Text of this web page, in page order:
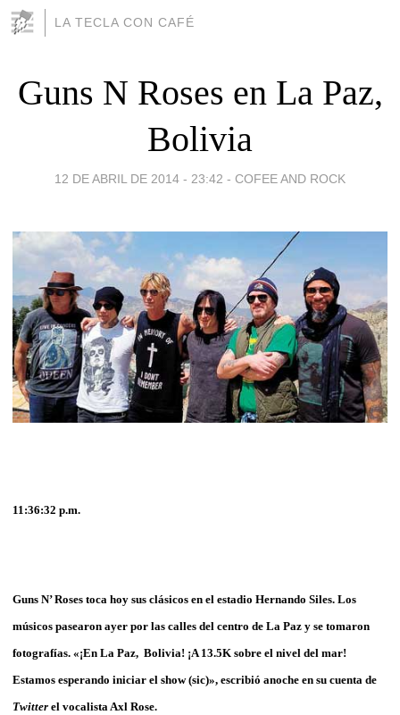
LA TECLA CON CAFÉ
Guns N Roses en La Paz,
Bolivia
12 DE ABRIL DE 2014 - 23:42 - COFEE AND ROCK
11:36:32 p.m.
Guns N’ Roses toca hoy sus clásicos en el estadio Hernando Siles. Los
músicos pasearon ayer por las calles del centro de La Paz y se tomaron
fotografías. «¡En La Paz, Bolivia! ¡A 13.5K sobre el nivel del mar!
Estamos esperando iniciar el show (sic)», escribió anoche en su cuenta de
Twitter el vocalista Axl Rose.